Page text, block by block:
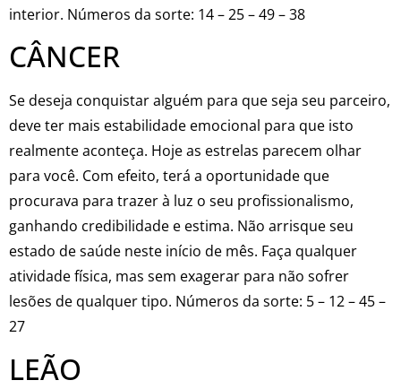
interior. Números da sorte: 14 – 25 – 49 – 38
CÂNCER
Se deseja conquistar alguém para que seja seu parceiro,
deve ter mais estabilidade emocional para que isto
realmente aconteça. Hoje as estrelas parecem olhar
para você. Com efeito, terá a oportunidade que
procurava para trazer à luz o seu profissionalismo,
ganhando credibilidade e estima. Não arrisque seu
estado de saúde neste início de mês. Faça qualquer
atividade física, mas sem exagerar para não sofrer
lesões de qualquer tipo. Números da sorte: 5 – 12 – 45 –
27
LEÃO